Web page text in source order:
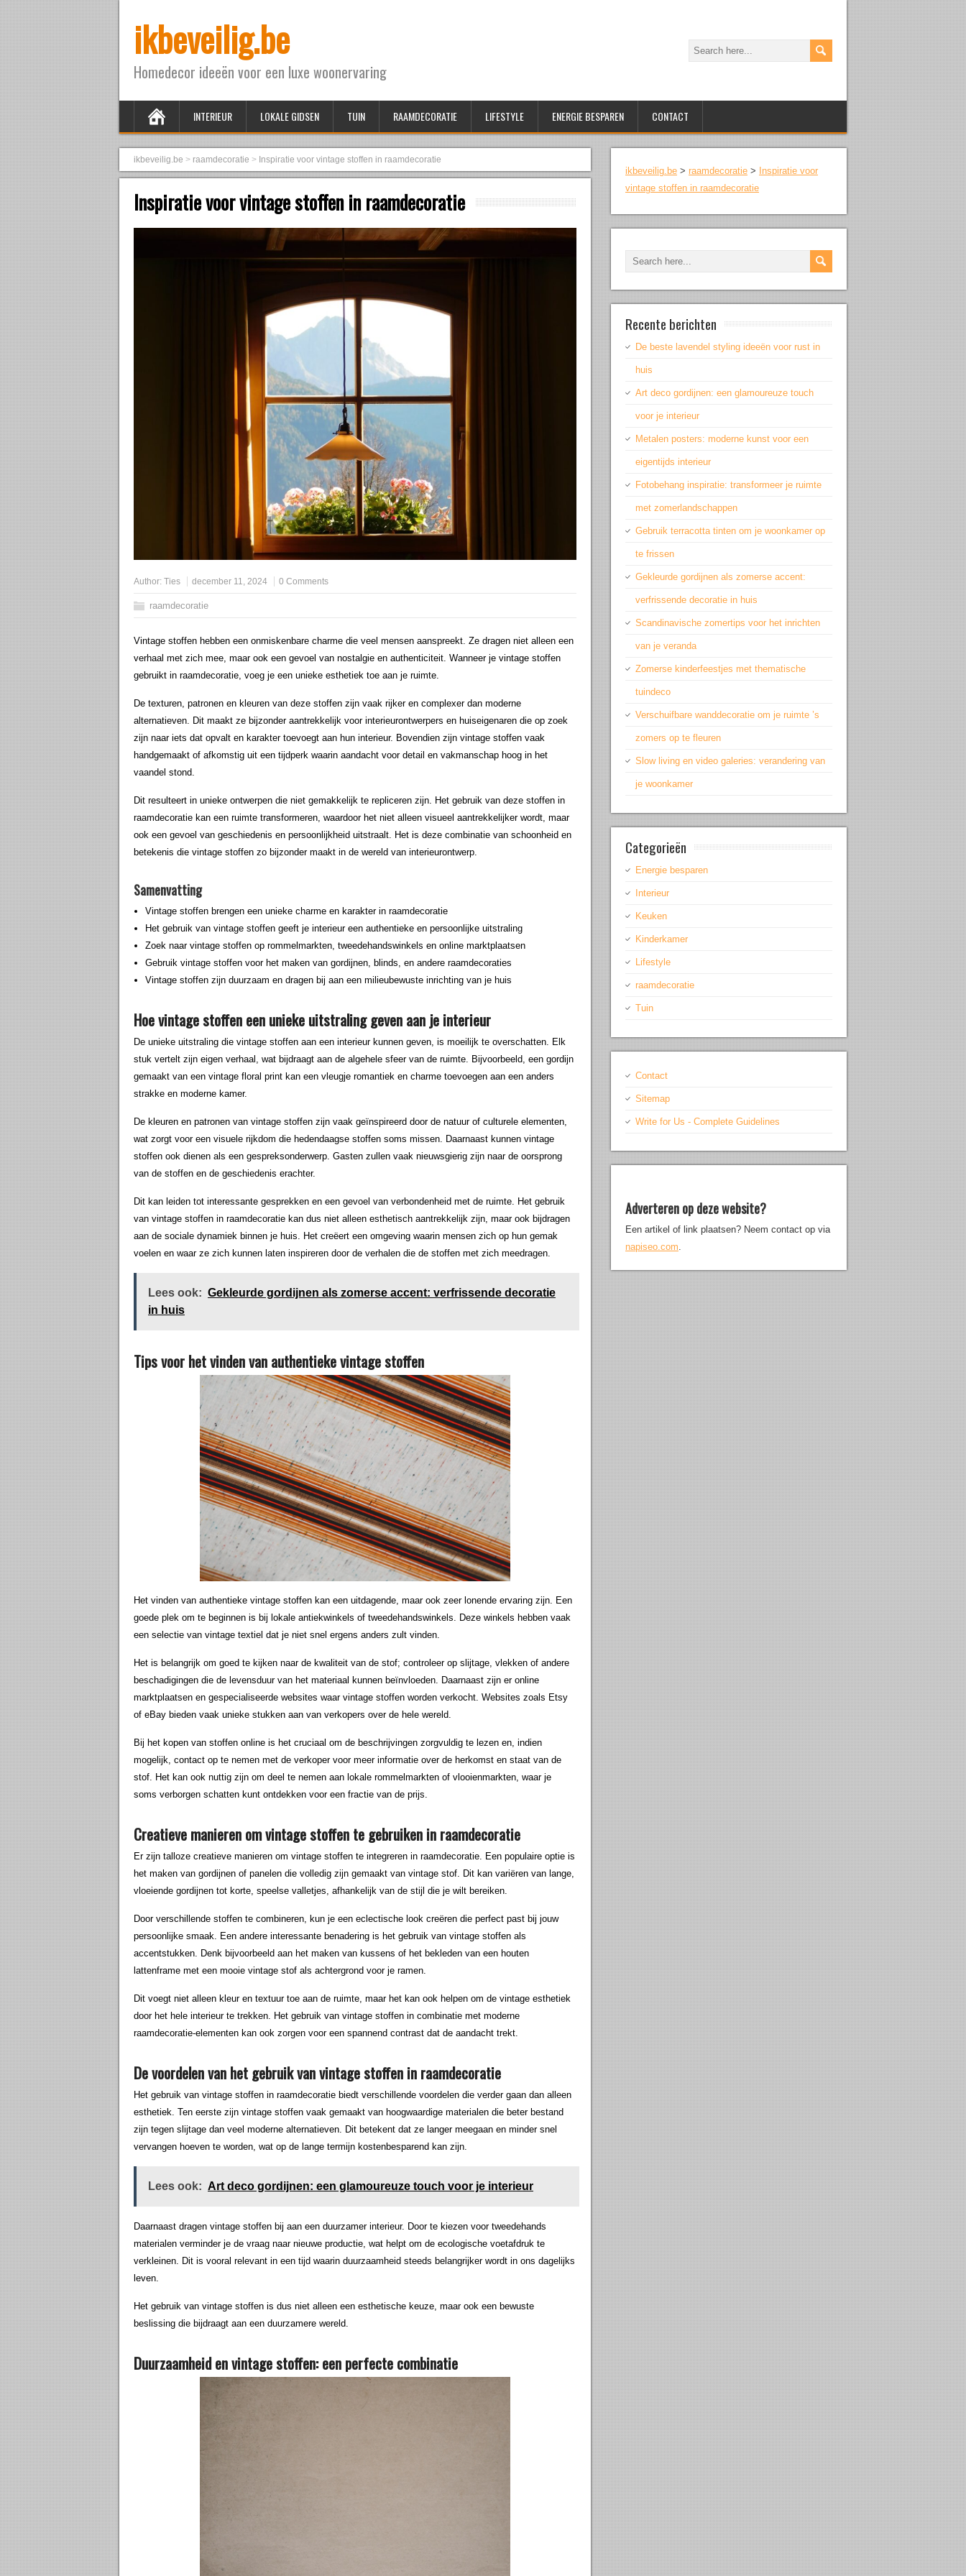
ikbeveilig.be
Homedecor ideeën voor een luxe woonervaring
INTERIEUR LOKALE GIDSEN TUIN RAAMDECORATIE LIFESTYLE ENERGIE BESPAREN CONTACT
ikbeveilig.be > raamdecoratie > Inspiratie voor vintage stoffen in raamdecoratie
Inspiratie voor vintage stoffen in raamdecoratie
Author: Ties december 11, 2024 0 Comments
raamdecoratie
Vintage stoffen hebben een onmiskenbare charme die veel mensen aanspreekt. Ze dragen niet alleen een
verhaal met zich mee, maar ook een gevoel van nostalgie en authenticiteit. Wanneer je vintage stoffen
gebruikt in raamdecoratie, voeg je een unieke esthetiek toe aan je ruimte.
De texturen, patronen en kleuren van deze stoffen zijn vaak rijker en complexer dan moderne
alternatieven. Dit maakt ze bijzonder aantrekkelijk voor interieurontwerpers en huiseigenaren die op zoek
zijn naar iets dat opvalt en karakter toevoegt aan hun interieur. Bovendien zijn vintage stoffen vaak
handgemaakt of afkomstig uit een tijdperk waarin aandacht voor detail en vakmanschap hoog in het
vaandel stond.
Dit resulteert in unieke ontwerpen die niet gemakkelijk te repliceren zijn. Het gebruik van deze stoffen in
raamdecoratie kan een ruimte transformeren, waardoor het niet alleen visueel aantrekkelijker wordt, maar
ook een gevoel van geschiedenis en persoonlijkheid uitstraalt. Het is deze combinatie van schoonheid en
betekenis die vintage stoffen zo bijzonder maakt in de wereld van interieurontwerp.
Samenvatting
Vintage stoffen brengen een unieke charme en karakter in raamdecoratie
Het gebruik van vintage stoffen geeft je interieur een authentieke en persoonlijke uitstraling
Zoek naar vintage stoffen op rommelmarkten, tweedehandswinkels en online marktplaatsen
Gebruik vintage stoffen voor het maken van gordijnen, blinds, en andere raamdecoraties
Vintage stoffen zijn duurzaam en dragen bij aan een milieubewuste inrichting van je huis
Hoe vintage stoffen een unieke uitstraling geven aan je interieur
De unieke uitstraling die vintage stoffen aan een interieur kunnen geven, is moeilijk te overschatten. Elk
stuk vertelt zijn eigen verhaal, wat bijdraagt aan de algehele sfeer van de ruimte. Bijvoorbeeld, een gordijn
gemaakt van een vintage floral print kan een vleugje romantiek en charme toevoegen aan een anders
strakke en moderne kamer.
De kleuren en patronen van vintage stoffen zijn vaak geïnspireerd door de natuur of culturele elementen,
wat zorgt voor een visuele rijkdom die hedendaagse stoffen soms missen. Daarnaast kunnen vintage
stoffen ook dienen als een gespreksonderwerp. Gasten zullen vaak nieuwsgierig zijn naar de oorsprong
van de stoffen en de geschiedenis erachter.
Dit kan leiden tot interessante gesprekken en een gevoel van verbondenheid met de ruimte. Het gebruik
van vintage stoffen in raamdecoratie kan dus niet alleen esthetisch aantrekkelijk zijn, maar ook bijdragen
aan de sociale dynamiek binnen je huis. Het creëert een omgeving waarin mensen zich op hun gemak
voelen en waar ze zich kunnen laten inspireren door de verhalen die de stoffen met zich meedragen.
Lees ook: Gekleurde gordijnen als zomerse accent: verfrissende decoratie
in huis
Tips voor het vinden van authentieke vintage stoffen
Het vinden van authentieke vintage stoffen kan een uitdagende, maar ook zeer lonende ervaring zijn. Een
goede plek om te beginnen is bij lokale antiekwinkels of tweedehandswinkels. Deze winkels hebben vaak
een selectie van vintage textiel dat je niet snel ergens anders zult vinden.
Het is belangrijk om goed te kijken naar de kwaliteit van de stof; controleer op slijtage, vlekken of andere
beschadigingen die de levensduur van het materiaal kunnen beïnvloeden. Daarnaast zijn er online
marktplaatsen en gespecialiseerde websites waar vintage stoffen worden verkocht. Websites zoals Etsy
of eBay bieden vaak unieke stukken aan van verkopers over de hele wereld.
Bij het kopen van stoffen online is het cruciaal om de beschrijvingen zorgvuldig te lezen en, indien
mogelijk, contact op te nemen met de verkoper voor meer informatie over de herkomst en staat van de
stof. Het kan ook nuttig zijn om deel te nemen aan lokale rommelmarkten of vlooienmarkten, waar je
soms verborgen schatten kunt ontdekken voor een fractie van de prijs.
Creatieve manieren om vintage stoffen te gebruiken in raamdecoratie
Er zijn talloze creatieve manieren om vintage stoffen te integreren in raamdecoratie. Een populaire optie is
het maken van gordijnen of panelen die volledig zijn gemaakt van vintage stof. Dit kan variëren van lange,
vloeiende gordijnen tot korte, speelse valletjes, afhankelijk van de stijl die je wilt bereiken.
Door verschillende stoffen te combineren, kun je een eclectische look creëren die perfect past bij jouw
persoonlijke smaak. Een andere interessante benadering is het gebruik van vintage stoffen als
accentstukken. Denk bijvoorbeeld aan het maken van kussens of het bekleden van een houten
lattenframe met een mooie vintage stof als achtergrond voor je ramen.
Dit voegt niet alleen kleur en textuur toe aan de ruimte, maar het kan ook helpen om de vintage esthetiek
door het hele interieur te trekken. Het gebruik van vintage stoffen in combinatie met moderne
raamdecoratie-elementen kan ook zorgen voor een spannend contrast dat de aandacht trekt.
De voordelen van het gebruik van vintage stoffen in raamdecoratie
Het gebruik van vintage stoffen in raamdecoratie biedt verschillende voordelen die verder gaan dan alleen
esthetiek. Ten eerste zijn vintage stoffen vaak gemaakt van hoogwaardige materialen die beter bestand
zijn tegen slijtage dan veel moderne alternatieven. Dit betekent dat ze langer meegaan en minder snel
vervangen hoeven te worden, wat op de lange termijn kostenbesparend kan zijn.
Lees ook: Art deco gordijnen: een glamoureuze touch voor je interieur
Daarnaast dragen vintage stoffen bij aan een duurzamer interieur. Door te kiezen voor tweedehands
materialen verminder je de vraag naar nieuwe productie, wat helpt om de ecologische voetafdruk te
verkleinen. Dit is vooral relevant in een tijd waarin duurzaamheid steeds belangrijker wordt in ons dagelijks
leven.
Het gebruik van vintage stoffen is dus niet alleen een esthetische keuze, maar ook een bewuste
beslissing die bijdraagt aan een duurzamere wereld.
Duurzaamheid en vintage stoffen: een perfecte combinatie
ikbeveilig.be > raamdecoratie >
Inspiratie voor
vintage stoffen in raamdecoratie
Recente berichten
De beste lavendel styling ideeën voor rust in
huis
Art deco gordijnen: een glamoureuze touch
voor je interieur
Metalen posters: moderne kunst voor een
eigentijds interieur
Fotobehang inspiratie: transformeer je ruimte
met zomerlandschappen
Gebruik terracotta tinten om je woonkamer op
te frissen
Gekleurde gordijnen als zomerse accent:
verfrissende decoratie in huis
Scandinavische zomertips voor het inrichten
van je veranda
Zomerse kinderfeestjes met thematische
tuindeco
Verschuifbare wanddecoratie om je ruimte ’s
zomers op te fleuren
Slow living en video galeries: verandering van
je woonkamer
Categorieën
Energie besparen
Interieur
Keuken
Kinderkamer
Lifestyle
raamdecoratie
Tuin
Contact
Sitemap
Write for Us - Complete Guidelines
Adverteren op deze website?
Een artikel of link plaatsen? Neem contact op via
napiseo.com.